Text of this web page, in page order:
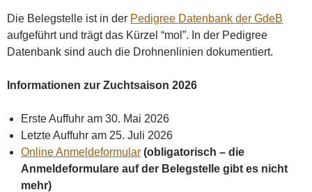
Die Belegstelle ist in der Pedigree Datenbank der GdeB
aufgeführt und trägt das Kürzel “mol”. In der Pedigree
Datenbank sind auch die Drohnenlinien dokumentiert.
Informationen zur Zuchtsaison 2026
Erste Auffuhr am 30. Mai 2026
Letzte Auffuhr am 25. Juli 2026
Online Anmeldeformular (obligatorisch – die
Anmeldeformulare auf der Belegstelle gibt es nicht
mehr)